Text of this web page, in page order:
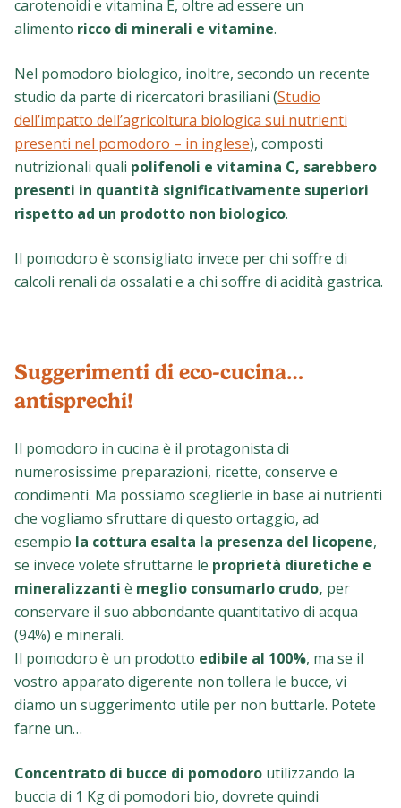
carotenoidi e vitamina E, oltre ad essere un
alimento ricco di minerali e vitamine.
Nel pomodoro biologico, inoltre, secondo un recente
studio da parte di ricercatori brasiliani (Studio
dell’impatto dell’agricoltura biologica sui nutrienti
presenti nel pomodoro – in inglese), composti
nutrizionali quali polifenoli e vitamina C, sarebbero
presenti in quantità significativamente superiori
rispetto ad un prodotto non biologico.
Il pomodoro è sconsigliato invece per chi soffre di
calcoli renali da ossalati e a chi soffre di acidità gastrica.
Suggerimenti di eco-cucina…
antisprechi!
Il pomodoro in cucina è il protagonista di
numerosissime preparazioni, ricette, conserve e
condimenti. Ma possiamo sceglierle in base ai nutrienti
che vogliamo sfruttare di questo ortaggio, ad
esempio la cottura esalta la presenza del licopene,
se invece volete sfruttarne le proprietà diuretiche e
mineralizzanti è meglio consumarlo crudo, per
conservare il suo abbondante quantitativo di acqua
(94%) e minerali.
Il pomodoro è un prodotto edibile al 100%, ma se il
vostro apparato digerente non tollera le bucce, vi
diamo un suggerimento utile per non buttarle. Potete
farne un…
Concentrato di bucce di pomodoro utilizzando la
buccia di 1 Kg di pomodori bio, dovrete quindi